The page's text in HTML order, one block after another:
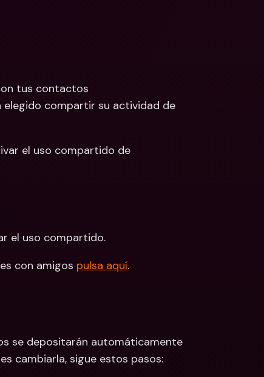
tus contactos
elegido compartir su actividad de
el uso compartido de
el uso compartido.
con amigos pulsa aquí.
se depositarán automáticamente
cambiarla, sigue estos pasos: